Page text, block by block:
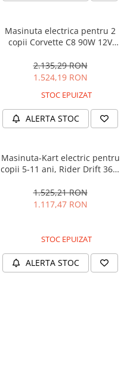
Masinuta electrica pentru 2
copii Corvette C8 90W 12V
2.135,29 RON
1.524,19 RON
STOC EPUIZAT
ALERTA STOC
Masinuta-Kart electric pentru
copii 5-11 ani, Rider Drift 360,
1.525,21 RON
1.117,47 RON
STOC EPUIZAT
ALERTA STOC